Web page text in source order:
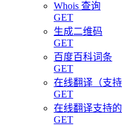
Whois 查询
GET
生成二维码
GET
百度百科词条
GET
在线翻译（支持
GET
在线翻译支持
GET